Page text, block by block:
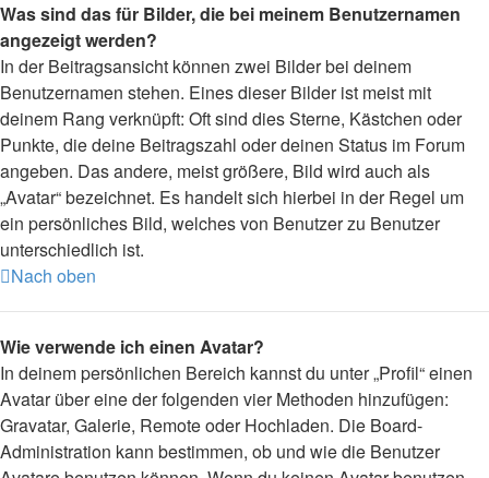
Was sind das für Bilder, die bei meinem Benutzernamen
angezeigt werden?
In der Beitragsansicht können zwei Bilder bei deinem
Benutzernamen stehen. Eines dieser Bilder ist meist mit
deinem Rang verknüpft: Oft sind dies Sterne, Kästchen oder
Punkte, die deine Beitragszahl oder deinen Status im Forum
angeben. Das andere, meist größere, Bild wird auch als
„Avatar“ bezeichnet. Es handelt sich hierbei in der Regel um
ein persönliches Bild, welches von Benutzer zu Benutzer
unterschiedlich ist.
Nach oben
Wie verwende ich einen Avatar?
In deinem persönlichen Bereich kannst du unter „Profil“ einen
Avatar über eine der folgenden vier Methoden hinzufügen:
Gravatar, Galerie, Remote oder Hochladen. Die Board-
Administration kann bestimmen, ob und wie die Benutzer